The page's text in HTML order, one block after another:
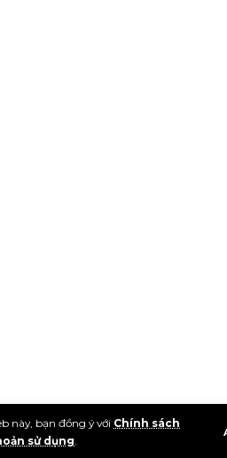
này, bạn đồng ý với Chính sách
sử dụng.